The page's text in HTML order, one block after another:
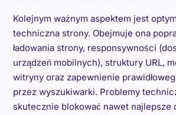
Kolejnym ważnym aspektem jest
techniczna strony. Obejmuje ona
ładowania strony, responsywności
urządzeń mobilnych), struktury URL,
witryny oraz zapewnienie
przez wyszukiwarki. Problemy
skutecznie blokować nawet najlepsze